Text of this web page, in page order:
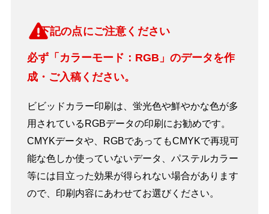
下記の点にご注意ください
必ず「カラーモード：RGB」のデータを作
成・ご入稿ください。
ビビッドカラー印刷は、蛍光色や鮮やかな色が多
用されているRGBデータの印刷にお勧めです。
CMYKデータや、RGBであってもCMYKで再現可
能な色しか使っていないデータ、パステルカラー
等には目立った効果が得られない場合があります
ので、印刷内容にあわせてお選びください。